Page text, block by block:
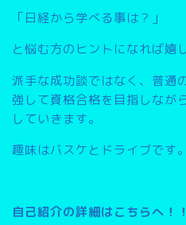
「日経から学べる事は？」
と悩む方のヒントになれば嬉
派手な成功談ではなく、普通
強して資格合格を目指しなが
していきます。
趣味はバスケとドライブです
自己紹介の詳細はこちらへ！！